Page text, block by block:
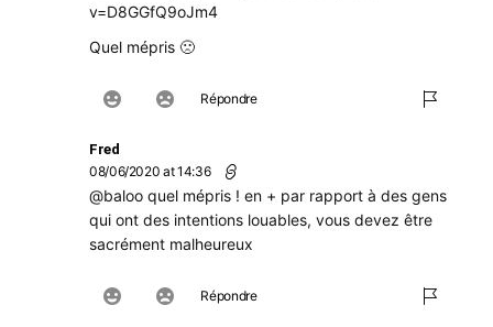
v=D8GGfQ9oJm4
Quel mépris 🙁
Répondre
Fred
08/06/2020 at 14:36
@baloo quel mépris ! en + par rapport à des gens
qui ont des intentions louables, vous devez être
sacrément malheureux
Répondre